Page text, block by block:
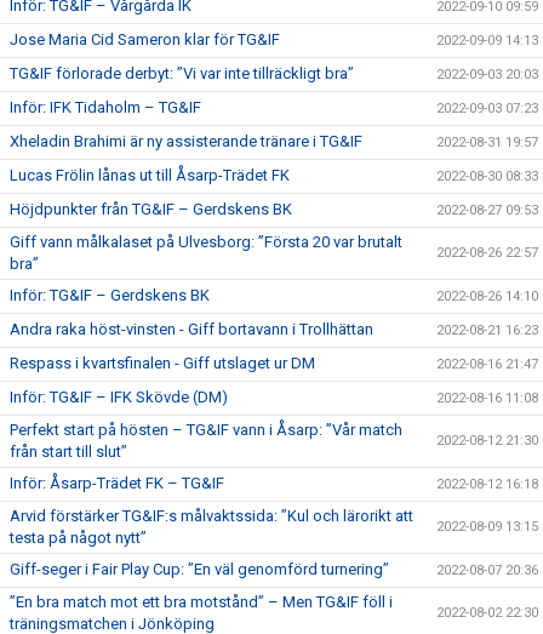
Inför: TG&IF – Vårgårda IK 2022-09-10 09:59
Jose Maria Cid Sameron klar för TG&IF 2022-09-09 14:13
TG&IF förlorade derbyt: ”Vi var inte tillräckligt bra” 2022-09-03 20:03
Inför: IFK Tidaholm – TG&IF 2022-09-03 07:23
Xheladin Brahimi är ny assisterande tränare i TG&IF 2022-08-31 19:57
Lucas Frölin lånas ut till Åsarp-Trädet FK 2022-08-30 08:33
Höjdpunkter från TG&IF – Gerdskens BK 2022-08-27 09:53
Giff vann målkalaset på Ulvesborg: ”Första 20 var brutalt
bra”
2022-08-26 22:57
Inför: TG&IF – Gerdskens BK 2022-08-26 14:10
Andra raka höst-vinsten - Giff bortavann i Trollhättan 2022-08-21 16:23
Respass i kvartsfinalen - Giff utslaget ur DM 2022-08-16 21:47
Inför: TG&IF – IFK Skövde (DM) 2022-08-16 11:08
Perfekt start på hösten – TG&IF vann i Åsarp: ”Vår match
från start till slut”
2022-08-12 21:30
Inför: Åsarp-Trädet FK – TG&IF 2022-08-12 16:18
Arvid förstärker TG&IF:s målvaktssida: ”Kul och lärorikt att
testa på något nytt”
2022-08-09 13:15
Giff-seger i Fair Play Cup: ”En väl genomförd turnering” 2022-08-07 20:36
”En bra match mot ett bra motstånd” – Men TG&IF föll i
träningsmatchen i Jönköping
2022-08-02 22:30